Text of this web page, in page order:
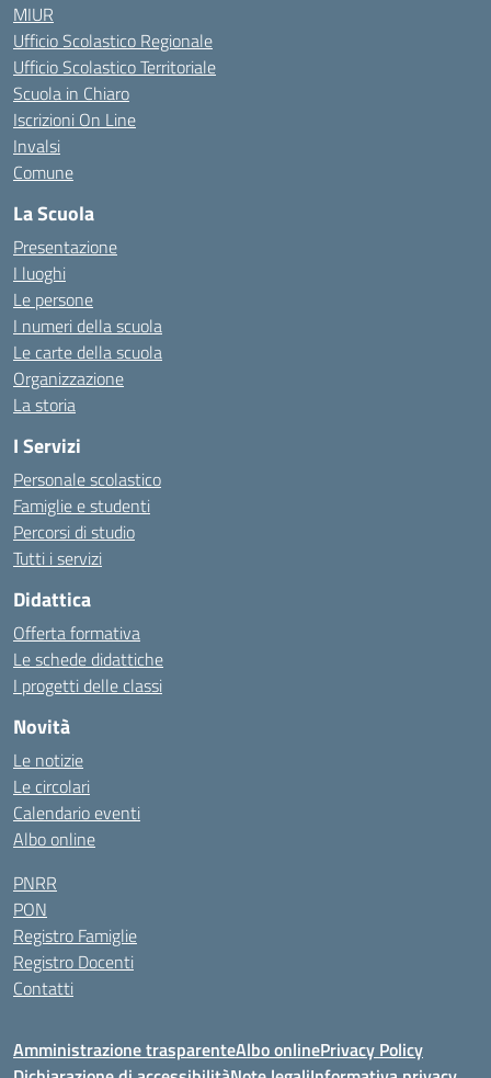
MIUR
Ufficio Scolastico Regionale
Ufficio Scolastico Territoriale
Scuola in Chiaro
Iscrizioni On Line
Invalsi
Comune
La Scuola
Presentazione
I luoghi
Le persone
I numeri della scuola
Le carte della scuola
Organizzazione
La storia
I Servizi
Personale scolastico
Famiglie e studenti
Percorsi di studio
Tutti i servizi
Didattica
Offerta formativa
Le schede didattiche
I progetti delle classi
Novità
Le notizie
Le circolari
Calendario eventi
Albo online
PNRR
PON
Registro Famiglie
Registro Docenti
Contatti
Amministrazione trasparenteAlbo onlinePrivacy Policy